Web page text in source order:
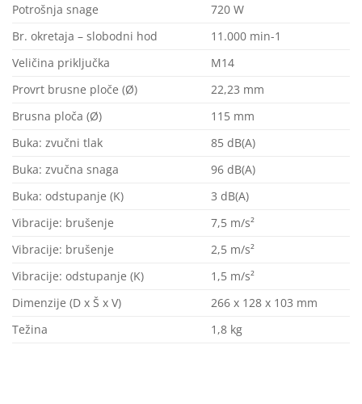
Potrošnja snage
720 W
Br. okretaja – slobodni hod
11.000 min-1
Veličina priključka
M14
Provrt brusne ploče (Ø)
22,23 mm
Brusna ploča (Ø)
115 mm
Buka: zvučni tlak
85 dB(A)
Buka: zvučna snaga
96 dB(A)
Buka: odstupanje (K)
3 dB(A)
Vibracije: brušenje
7,5 m/s²
Vibracije: brušenje
2,5 m/s²
Vibracije: odstupanje (K)
1,5 m/s²
Dimenzije (D x Š x V)
266 x 128 x 103 mm
Težina
1,8 kg